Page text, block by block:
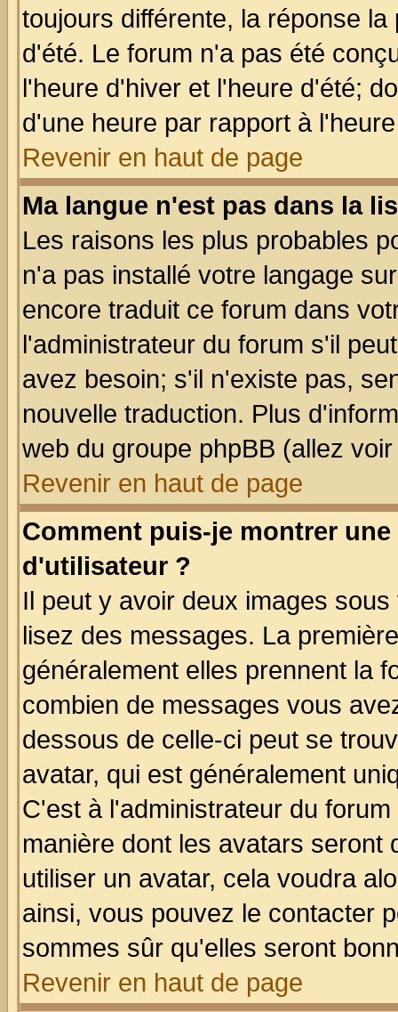
toujours différente, la réponse
d'été. Le forum n'a pas été
l'heure d'hiver et l'heure d'été;
d'une heure par rapport à
Revenir en haut de page
Ma langue n'est pas dans la
Les raisons les plus probables
n'a pas installé votre langage
encore traduit ce forum dans
l'administrateur du forum s'il
avez besoin; s'il n'existe pas,
nouvelle traduction. Plus
web du groupe phpBB (allez
Revenir en haut de page
Comment puis-je montrer
d'utilisateur ?
Il peut y avoir deux images
lisez des messages. La
généralement elles prennent la
combien de messages vous
dessous de celle-ci peut se
avatar, qui est généralement
C'est à l'administrateur du
manière dont les avatars seront
utiliser un avatar, cela voudra
ainsi, vous pouvez le contacter
sommes sûr qu'elles seront
Revenir en haut de page